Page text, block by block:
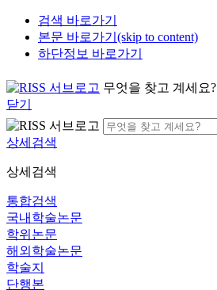
검색 바로가기
본문 바로가기(skip to content)
하단정보 바로가기
무엇을 찾고 계세요?
닫기
상세검색
상세검색
통합검색
국내학술논문
학위논문
해외학술논문
학술지
단행본